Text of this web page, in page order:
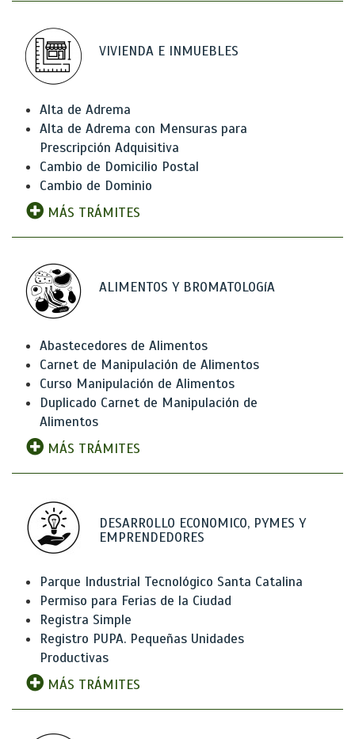
VIVIENDA E INMUEBLES
Alta de Adrema
Alta de Adrema con Mensuras para
Prescripción Adquisitiva
Cambio de Domicilio Postal
Cambio de Dominio
MÁS TRÁMITES
ALIMENTOS Y BROMATOLOGíA
Abastecedores de Alimentos
Carnet de Manipulación de Alimentos
Curso Manipulación de Alimentos
Duplicado Carnet de Manipulación de
Alimentos
MÁS TRÁMITES
DESARROLLO ECONOMICO, PYMES Y
EMPRENDEDORES
Parque Industrial Tecnológico Santa Catalina
Permiso para Ferias de la Ciudad
Registra Simple
Registro PUPA. Pequeñas Unidades
Productivas
MÁS TRÁMITES